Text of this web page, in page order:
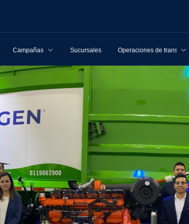
Campañas Sucursales Operaciones de transporte